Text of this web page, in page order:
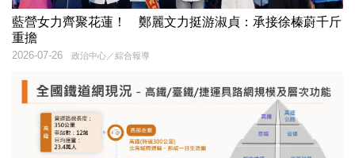
藍營女力齊聚花蓮！ 鄭麗文力挺游淑貞：承接徐榛蔚千斤
重擔
政治中心／綜合報導
2026-07-26